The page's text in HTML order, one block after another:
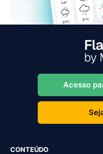
Acesso
CONTEÚDO